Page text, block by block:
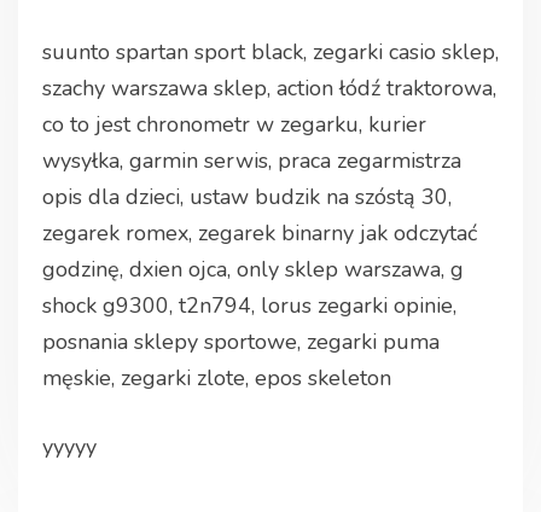
suunto spartan sport black, zegarki casio sklep,
szachy warszawa sklep, action łódź traktorowa,
co to jest chronometr w zegarku, kurier
wysyłka, garmin serwis, praca zegarmistrza
opis dla dzieci, ustaw budzik na szóstą 30,
zegarek romex, zegarek binarny jak odczytać
godzinę, dxien ojca, only sklep warszawa, g
shock g9300, t2n794, lorus zegarki opinie,
posnania sklepy sportowe, zegarki puma
męskie, zegarki zlote, epos skeleton
yyyyy